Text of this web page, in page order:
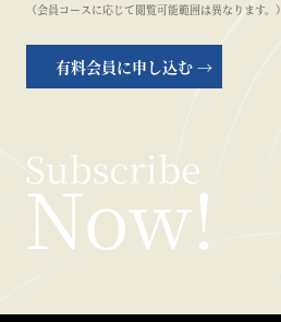
（会員コースに応じて閲覧可能範囲は異なります。）
有料会員に申し込む →